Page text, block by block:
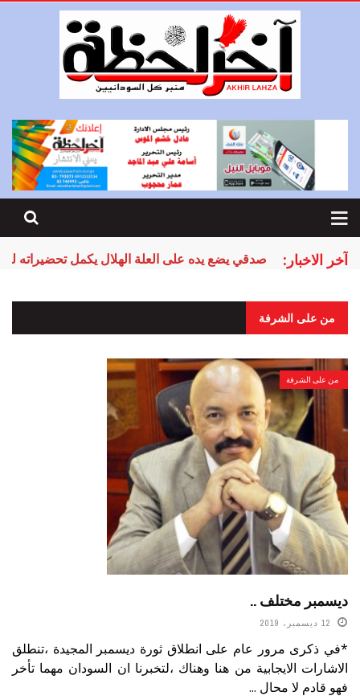
آخر الاخبار: طوى صفحة النمور المريخ يستأنف التحضيرات
من على الشرفة
من على الشرفة
ديسمبر مختلف ..
12 ديسمبر، 2019
*في ذكرى مرور عام على انطلاق ثورة ديسمبر المجيدة ،تنطلق
الاشارات الايجابية من هنا وهناك ،لتخبرنا ان السودان مهما تأخر
فهو قادم لا محال ...